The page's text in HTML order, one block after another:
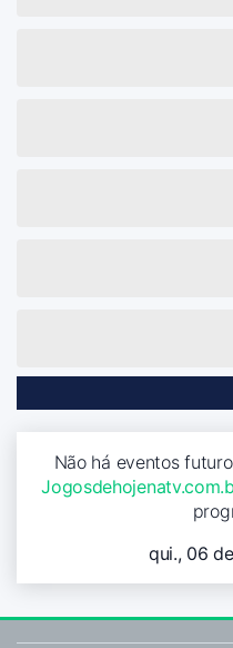
Não há eventos
qui., 06